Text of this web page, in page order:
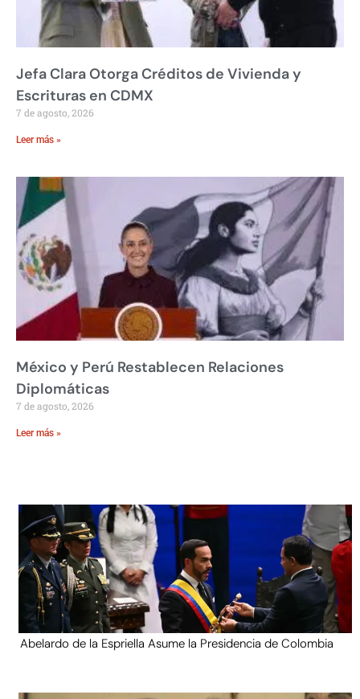
Jefa Clara Otorga Créditos de Vivienda y
Escrituras en CDMX
7 de agosto, 2026
Leer más »
México y Perú Restablecen Relaciones
Diplomáticas
7 de agosto, 2026
Leer más »
Abelardo de la Espriella Asume la Presidencia de Colombia